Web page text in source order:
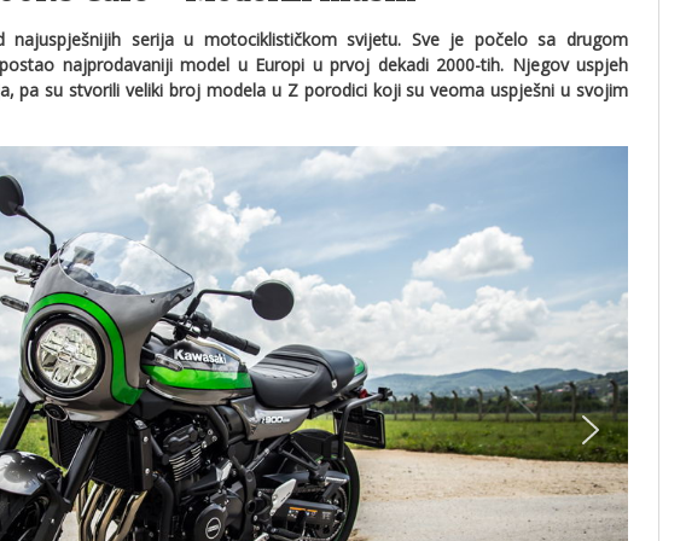
serija u motociklističkom svijetu. Sve je počelo sa drugom
najprodavaniji model u Europi u prvoj dekadi 2000-tih. Njegov uspjeh
pa su stvorili veliki broj modela u Z porodici koji su veoma uspješni u svojim